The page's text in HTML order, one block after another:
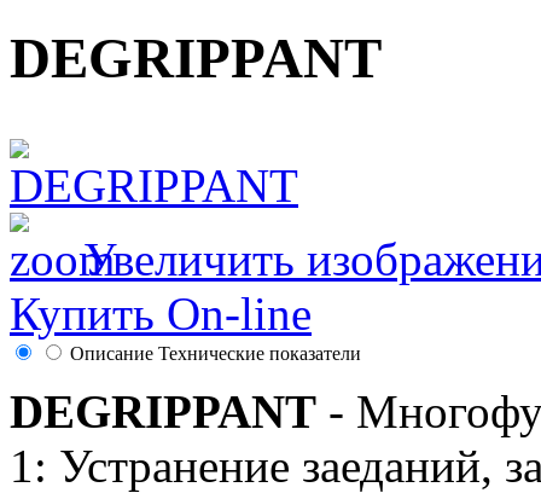
DEGRIPPANT
Увеличить
Купить On-line
Описание Технические показатели
DEGRIPPANT -
1: Устранение заеданий,